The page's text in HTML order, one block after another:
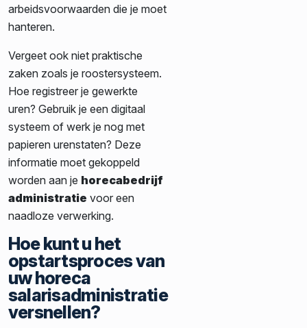
arbeidsvoorwaarden die je moet
hanteren.
Vergeet ook niet praktische
zaken zoals je roostersysteem.
Hoe registreer je gewerkte
uren? Gebruik je een digitaal
systeem of werk je nog met
papieren urenstaten? Deze
informatie moet gekoppeld
worden aan je horecabedrijf
administratie voor een
naadloze verwerking.
Hoe kunt u het
opstartsproces van
uw horeca
salarisadministratie
versnellen?